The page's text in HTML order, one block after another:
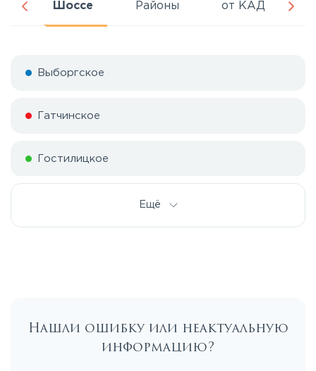
Шоссе Районы от КАД
Выборгское
Гатчинское
Гостилицкое
Ленинградское
Ещё
Нашли ошибку или неактуальную
информацию?